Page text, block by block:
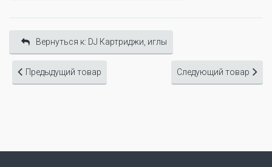
Вернуться к: DJ Картриджи, иглы
Предыдущий товар Следующий товар